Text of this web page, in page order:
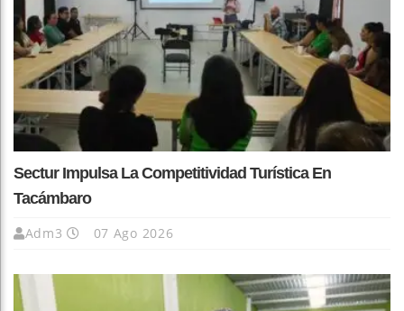
Sectur Impulsa La Competitividad Turística En
Tacámbaro
Adm3 07 Ago 2026